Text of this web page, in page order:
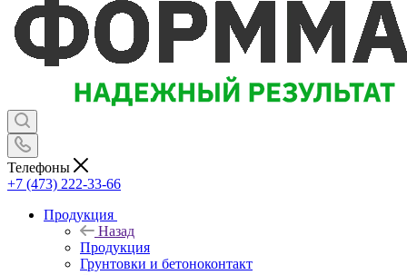
Телефоны
+7 (473) 222-33-66
Продукция
Назад
Продукция
Грунтовки и бетоноконтакт